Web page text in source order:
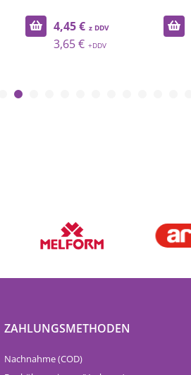
4,45 €
3,65 €
ZAHLUNGSMETHODEN
Nachnahme (COD)